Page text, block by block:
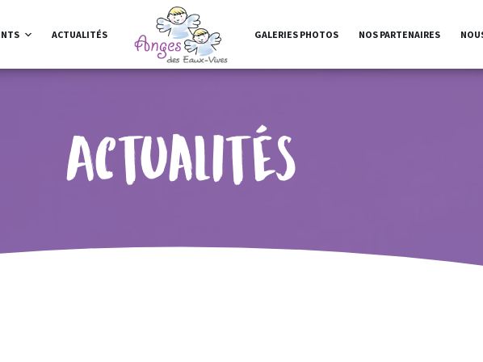
ACTUALITÉS GALERIES PHOTOS NOS PARTENAIRES
Actualités